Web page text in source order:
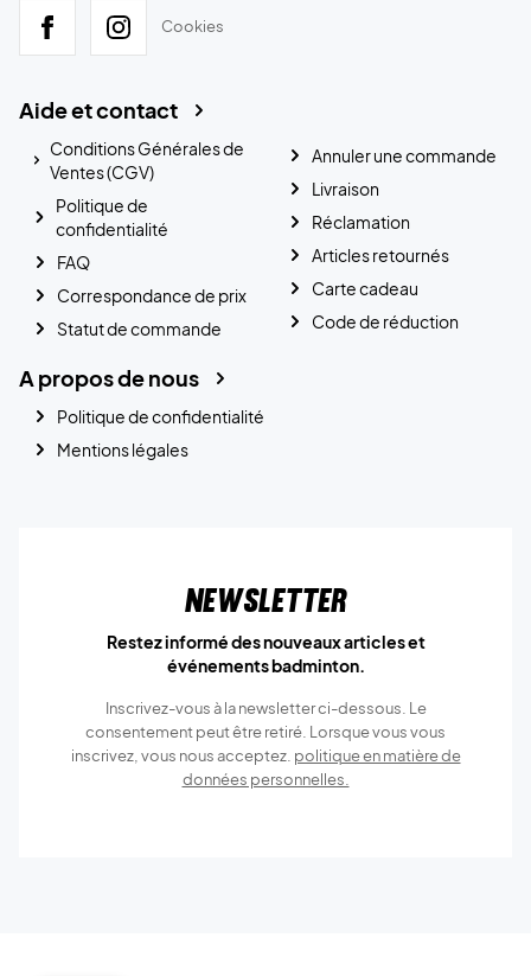
Cookies
Aide et contact
Conditions Générales de
Ventes (CGV)
Politique de
confidentialité
FAQ
Correspondance de prix
Statut de commande
Annuler une commande
Livraison
Réclamation
Articles retournés
Carte cadeau
Code de réduction
A propos de nous
Politique de confidentialité
Mentions légales
Newsletter
Restez informé des nouveaux articles et
événements badminton.
Inscrivez-vous à la newsletter ci-dessous. Le
consentement peut être retiré. Lorsque vous vous
inscrivez, vous nous acceptez. politique en matière de
données personnelles.